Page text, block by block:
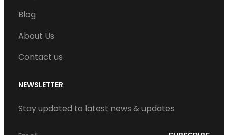
a
m
Blog
About Us
Contact us
NEWSLETTER
Stay updated to latest news & updates